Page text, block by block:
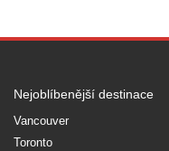
Nejoblíbenější destinace
Vancouver
Toronto